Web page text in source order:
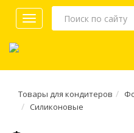
Toggle
navigation
Товары для кондитеров
Силиконовые